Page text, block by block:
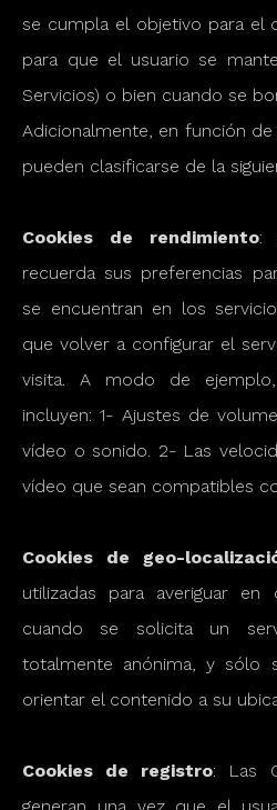
se cumpla el objetivo para el
para que el usuario se
Servicios) o bien cuando se
Adicionalmente, en función
pueden clasificarse de la
Cookies de rendimiento:
recuerda sus preferencias
se encuentran en los
que volver a configurar el
visita. A modo de
incluyen: 1- Ajustes de
vídeo o sonido. 2- Las
vídeo que sean compatibles
Cookies de geo-
utilizadas para averiguar
cuando se solicita un
totalmente anónima, y sólo
orientar el contenido a su
Cookies de registro: Las
generan una vez que el